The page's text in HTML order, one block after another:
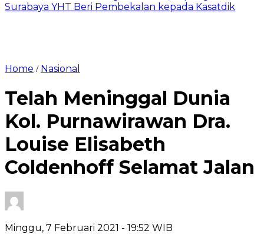
Surabaya YHT Beri Pembekalan kepada Kasatdik
Home / Nasional
Telah Meninggal Dunia
Kol. Purnawirawan Dra.
Louise Elisabeth
Coldenhoff Selamat Jalan
Minggu, 7 Februari 2021 - 19:52 WIB